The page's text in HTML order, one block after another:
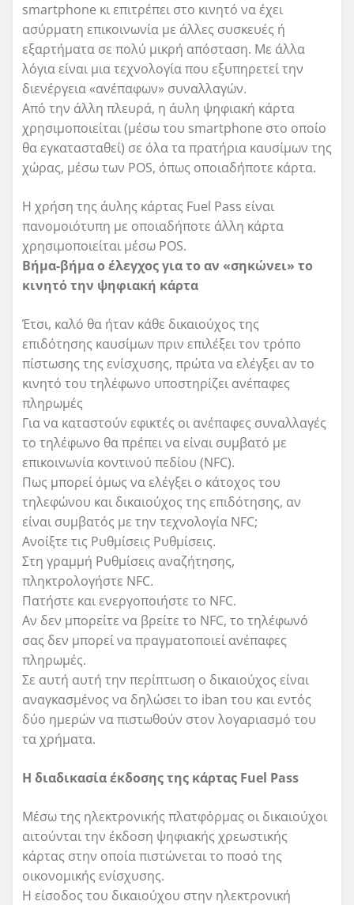
smartphone κι επιτρέπει στο κινητό να έχει
ασύρματη επικοινωνία με άλλες συσκευές ή
εξαρτήματα σε πολύ μικρή απόσταση. Με άλλα
λόγια είναι μια τεχνολογία που εξυπηρετεί την
διενέργεια «ανέπαφων» συναλλαγών.
Από την άλλη πλευρά, η άυλη ψηφιακή κάρτα
χρησιμοποιείται (μέσω του smartphone στο οποίο
θα εγκατασταθεί) σε όλα τα πρατήρια καυσίμων της
χώρας, μέσω των POS, όπως οποιαδήποτε κάρτα.
Η χρήση της άυλης κάρτας Fuel Pass είναι
πανομοιότυπη με οποιαδήποτε άλλη κάρτα
χρησιμοποιείται μέσω POS.
Βήμα-βήμα ο έλεγχος για το αν «σηκώνει» το
κινητό την ψηφιακή κάρτα
Έτσι, καλό θα ήταν κάθε δικαιούχος της
επιδότησης καυσίμων πριν επιλέξει τον τρόπο
πίστωσης της ενίσχυσης, πρώτα να ελέγξει αν το
κινητό του τηλέφωνο υποστηρίζει ανέπαφες
πληρωμές
Για να καταστούν εφικτές οι ανέπαφες συναλλαγές
το τηλέφωνο θα πρέπει να είναι συμβατό με
επικοινωνία κοντινού πεδίου (NFC).
Πως μπορεί όμως να ελέγξει ο κάτοχος του
τηλεφώνου και δικαιούχος της επιδότησης, αν
είναι συμβατός με την τεχνολογία NFC;
Ανοίξτε τις Ρυθμίσεις Ρυθμίσεις.
Στη γραμμή Ρυθμίσεις αναζήτησης,
πληκτρολογήστε NFC.
Πατήστε και ενεργοποιήστε το NFC.
Αν δεν μπορείτε να βρείτε το NFC, το τηλέφωνό
σας δεν μπορεί να πραγματοποιεί ανέπαφες
πληρωμές.
Σε αυτή αυτή την περίπτωση ο δικαιούχος είναι
αναγκασμένος να δηλώσει το iban του και εντός
δύο ημερών να πιστωθούν στον λογαριασμό του
τα χρήματα.
Η διαδικασία έκδοσης της κάρτας Fuel Pass
Μέσω της ηλεκτρονικής πλατφόρμας οι δικαιούχοι
αιτούνται την έκδοση ψηφιακής χρεωστικής
κάρτας στην οποία πιστώνεται το ποσό της
οικονομικής ενίσχυσης.
Η είσοδος του δικαιούχου στην ηλεκτρονική